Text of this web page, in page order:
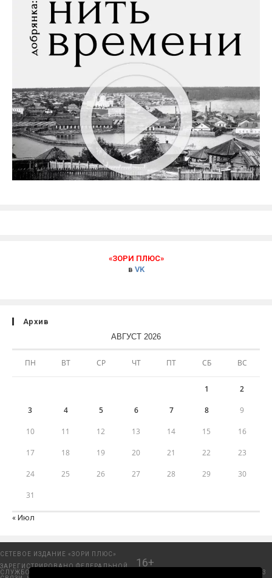
«ЗОРИ ПЛЮС»
в VK
Архив
АВГУСТ 2026
ПН ВТ СР ЧТ ПТ СБ ВС
1 2
3 4 5 6 7 8 9
10 11 12 13 14 15 16
17 18 19 20 21 22 23
24 25 26 27 28 29 30
31
« Июл
СЕТЕВОЕ ИЗДАНИЕ «ЗОРИ ПЛЮС»
ЗАРЕГИСТРИРОВАНО ФЕДЕРАЛЬНОЙ
СЛУЖБОЙ ПО НАДЗОРУ В СФЕРЕ
16+
Добрянский городской портал. © 2006 - 2023